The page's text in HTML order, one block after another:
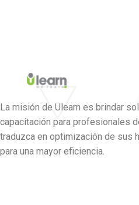
La misión de Ulearn es brindar
capacitación para profesionales
traduzca en optimización de sus
para una mayor eficiencia.